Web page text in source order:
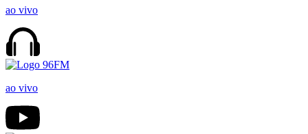
ao vivo
ao vivo